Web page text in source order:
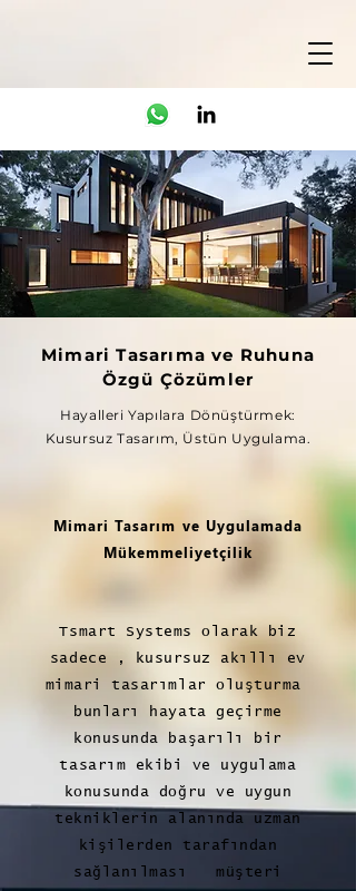
Mimari Tasarıma ve Ruhuna
Özgü Çözümler
Hayalleri Yapılara Dönüştürmek:
Kusursuz Tasarım, Üstün Uygulama.
Mimari Tasarım ve Uygulamada
Mükemmeliyetçilik
Tsmart Systems olarak biz
sadece , kusursuz akıllı ev
mimari tasarımlar oluşturma
bunları hayata geçirme
konusunda başarılı bir
tasarım ekibi ve uygulama
konusunda doğru ve uygun
tekniklerin alanında uzman
kişilerden tarafından
sağlanılması müşteri